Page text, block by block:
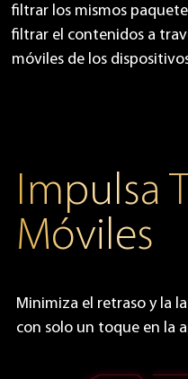
filtrar los mismos
filtrar el contenidos a
móviles de los
Impulsa
Móviles
Minimiza el retraso y la
con solo un toque en la